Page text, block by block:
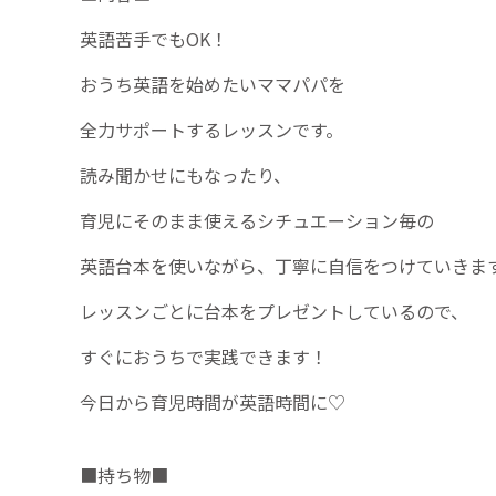
英語苦手でもOK！
おうち英語を始めたいママパパを
全力サポートするレッスンです。
読み聞かせにもなったり、
育児にそのまま使えるシチュエーション毎の
英語台本を使いながら、丁寧に自信をつけていきま
レッスンごとに台本をプレゼントしているので、
すぐにおうちで実践できます！
今日から育児時間が英語時間に♡
■持ち物■